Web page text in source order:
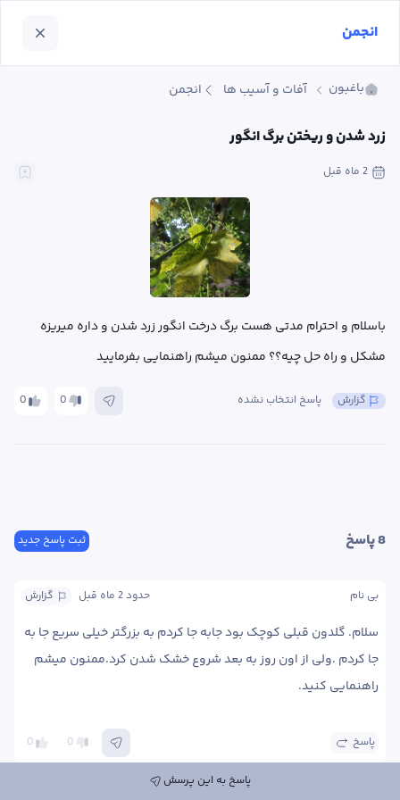
باغبون آفات و آسیب ها انجمن
زرد شدن و ریختن برگ انگور
2 ماه قبل
مشکل و راه حل چیه؟؟ ممنون میشم راهنمایی بفرمایید
0 0 پاسخ انتخاب نشده گزارش
ثبت پاسخ جدید 8 پاسخ
گزارش حدود 2 ماه قبل بی نام
راهنمایی کنید.
0 0 پاسخ
پاسخ به این پرسش
انجمن